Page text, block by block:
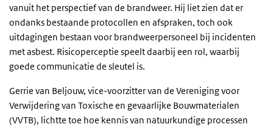
vanuit het perspectief van de brandweer. Hij liet zien dat er
ondanks bestaande protocollen en afspraken, toch ook
uitdagingen bestaan voor brandweerpersoneel bij incidenten
met asbest. Risicoperceptie speelt daarbij een rol, waarbij
goede communicatie de sleutel is.
Gerrie van Beljouw, vice-voorzitter van de Vereniging voor
Verwijdering van Toxische en gevaarlijke Bouwmaterialen
(VVTB), lichtte toe hoe kennis van natuurkundige processen